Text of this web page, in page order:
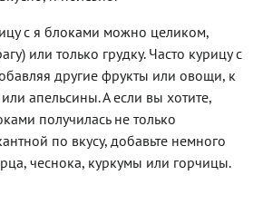
Она
сервированный
стол, в
центре
которого
стояло
это
блюдо, и
сказала:
"Нееет, я
с я блоками можно целиком,
или только грудку. Часто курицу с
другие фрукты или овощи, к
апельсины. А если вы хотите,
получилась не только
по вкусу, добавьте немного
чеснока, куркумы или горчицы.